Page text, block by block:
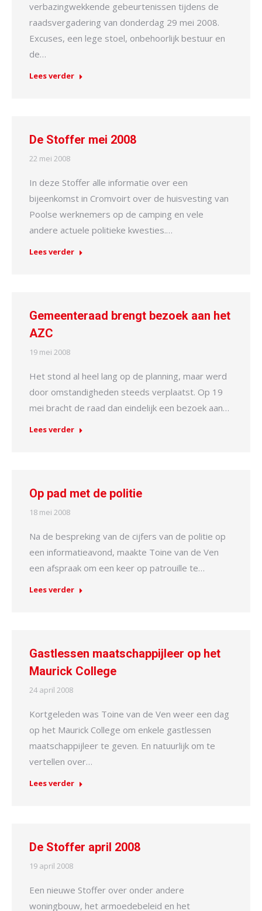
verbazingwekkende gebeurtenissen tijdens de
raadsvergadering van donderdag 29 mei 2008.
Excuses, een lege stoel, onbehoorlijk bestuur en
de…
Lees verder
De Stoffer mei 2008
22 mei 2008
In deze Stoffer alle informatie over een
bijeenkomst in Cromvoirt over de huisvesting van
Poolse werknemers op de camping en vele
andere actuele politieke kwesties.…
Lees verder
Gemeenteraad brengt bezoek aan het
AZC
19 mei 2008
Het stond al heel lang op de planning, maar werd
door omstandigheden steeds verplaatst. Op 19
mei bracht de raad dan eindelijk een bezoek aan…
Lees verder
Op pad met de politie
18 mei 2008
Na de bespreking van de cijfers van de politie op
een informatieavond, maakte Toine van de Ven
een afspraak om een keer op patrouille te…
Lees verder
Gastlessen maatschappijleer op het
Maurick College
24 april 2008
Kortgeleden was Toine van de Ven weer een dag
op het Maurick College om enkele gastlessen
maatschappijleer te geven. En natuurlijk om te
vertellen over…
Lees verder
De Stoffer april 2008
19 april 2008
Een nieuwe Stoffer over onder andere
woningbouw, het armoedebeleid en het